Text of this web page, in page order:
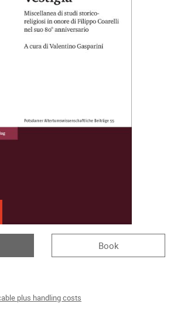
Book
plus handling costs